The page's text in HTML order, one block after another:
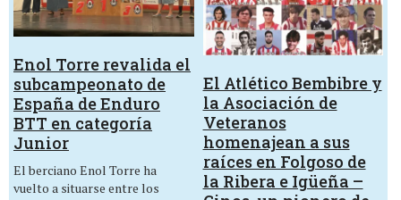
Enol Torre revalida el
subcampeonato de
España de Enduro
BTT en categoría
Junior
El berciano Enol Torre ha
vuelto a situarse entre los
El Atlético Bembibre y
la Asociación de
Veteranos
homenajean a sus
raíces en Folgoso de
la Ribera e Igüeña –